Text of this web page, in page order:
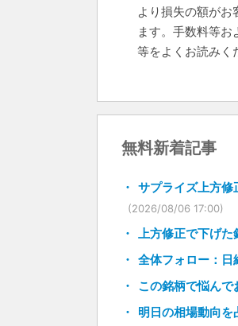
より損失の額がお
ます。手数料等
等をよくお読みく
無料新着記事
サプライズ上方
(2026/08/06 17:00)
上方修正で下げた
全体フォロー：日
この銘柄で悩んで
明日の相場動向を